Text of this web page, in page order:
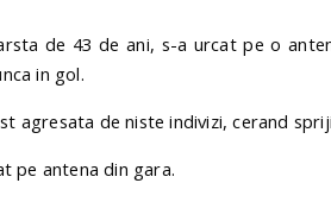
de 43 de ani, s-a urcat pe o
in gol.
agresata de niste indivizi, cerand
pe antena din gara.